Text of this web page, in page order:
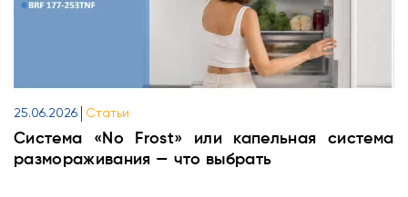
25.06.2026 Статьи
Система «No Frost» или капельная система
размораживания — что выбрать